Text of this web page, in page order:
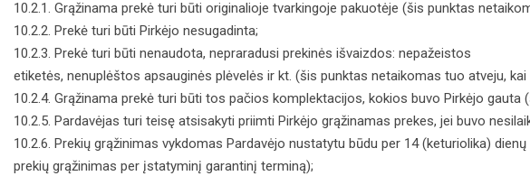
10.2.1. Grąžinama prekė turi būti originalioje tvarkingoje pakuotėje (šis punktas
10.2.2. Prekė turi būti Pirkėjo nesugadinta;
10.2.3. Prekė turi būti nenaudota, nepraradusi prekinės išvaizdos: nepažeistos
etiketės, nenuplėštos apsauginės plėvelės ir kt. (šis punktas netaikomas tuo atveju, kai
10.2.4. Grąžinama prekė turi būti tos pačios komplektacijos, kokios buvo Pirkėjo
10.2.5. Pardavėjas turi teisę atsisakyti priimti Pirkėjo grąžinamas prekes, jei buvo
10.2.6. Prekių grąžinimas vykdomas Pardavėjo nustatytu būdu per 14 (keturiolika)
prekių grąžinimas per įstatyminį garantinį terminą);